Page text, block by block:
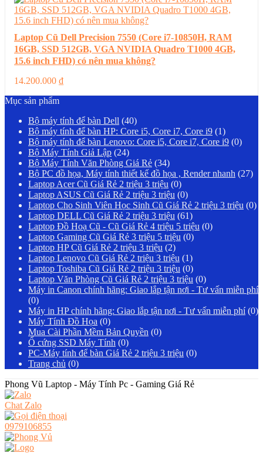
Laptop Cũ Dell Precision 7550 (Core i7-10850H, RAM
16GB, SSD 512GB, VGA NVIDIA Quadro T1000 4GB,
15.6 inch FHD) có nên mua không?
14.200.000 ₫
Mục sản phẩm
Bộ máy tính để bàn Dell (40)
Bộ máy tính để bàn HP: Core i5, Core i7, Core i9 (1)
Bộ máy tính để bàn Lenovo: Core i5, Core i7, Core i9 (0)
Bộ Máy Tính Giả Lập (24)
Bộ Máy Tính Văn Phòng Giá Rẻ (34)
Bộ PC đồ họa, Máy tính thiết kế đồ họa , Render nhanh (27)
Laptop Acer Cũ Giá Rẻ 2 triệu 3 triệu (0)
Laptop ASUS Cũ Giá Rẻ 2 triệu 3 triệu (0)
Laptop Cho Sinh Viên Học Sinh Cũ Giá Rẻ 2 triệu 3 triệu (0)
Laptop DELL Cũ Giá Rẻ 2 triệu 3 triệu (61)
Laptop Đồ Hoạ Cũ - Cũ Giá Rẻ 4 triệu 5 triệu (0)
Laptop Gaming Cũ Giá Rẻ 3 triệu 5 triệu (0)
Laptop HP Cũ Giá Rẻ 2 triệu 3 triệu (2)
Laptop Lenovo Cũ Giá Rẻ 2 triệu 3 triệu (1)
Laptop Toshiba Cũ Giá Rẻ 2 triệu 3 triệu (0)
Laptop Văn Phòng Cũ Giá Rẻ 2 triệu 3 triệu (0)
Máy in Canon chính hãng: Giao lắp tận nơi - Tư vấn miễn phí
(0)
Máy in HP chính hãng: Giao lắp tận nơi - Tư vấn miễn phí (0)
Máy Tính Đồ Họa (0)
Mua Cài Phần Mềm Bản Quyền (0)
Ổ cứng SSD Máy Tính (0)
PC-Máy tính để bàn Giá Rẻ 2 triệu 3 triệu (0)
Trang chủ (0)
Phong Vũ Laptop - Máy Tính Pc - Gaming Giá Rẻ
Chat Zalo
0979106855